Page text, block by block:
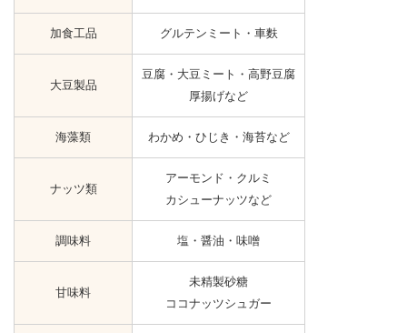
加食工品 グルテンミート・車麩
大豆製品
豆腐・大豆ミート・高野豆腐
厚揚げなど
海藻類 わかめ・ひじき・海苔など
ナッツ類
アーモンド・クルミ
カシューナッツなど
調味料 塩・醤油・味噌
甘味料
未精製砂糖
ココナッツシュガー